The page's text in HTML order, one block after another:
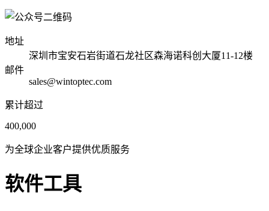
地址
深圳市宝安石岩街道石龙社区森海诺科创大厦11-12楼
邮件
sales@wintoptec.com
累计超过
400,000
为全球企业客户提供优质服务
软件工具